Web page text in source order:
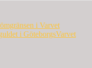
i Varvet
i GöteborgsVarvet